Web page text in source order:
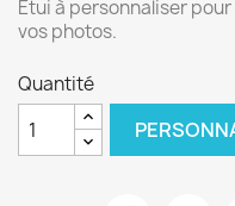
Etui à personnaliser
vos photos.
Quantité